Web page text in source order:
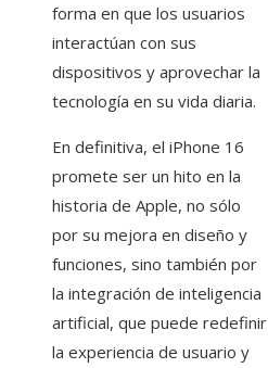
forma en que los usuarios
interactúan con sus
dispositivos y aprovechar la
tecnología en su vida diaria.
En definitiva, el iPhone 16
promete ser un hito en la
historia de Apple, no sólo
por su mejora en diseño y
funciones, sino también por
la integración de inteligencia
artificial, que puede redefinir
la experiencia de usuario y